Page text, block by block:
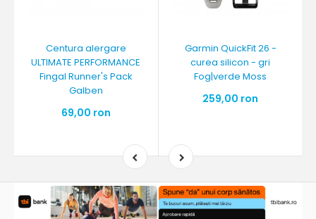
Centura alergare
ULTIMATE PERFORMANCE
Fingal Runner's Pack
Galben
69,00 ron
Garmin QuickFit 26 -
curea silicon - gri
Fog|verde Moss
259,00 ron